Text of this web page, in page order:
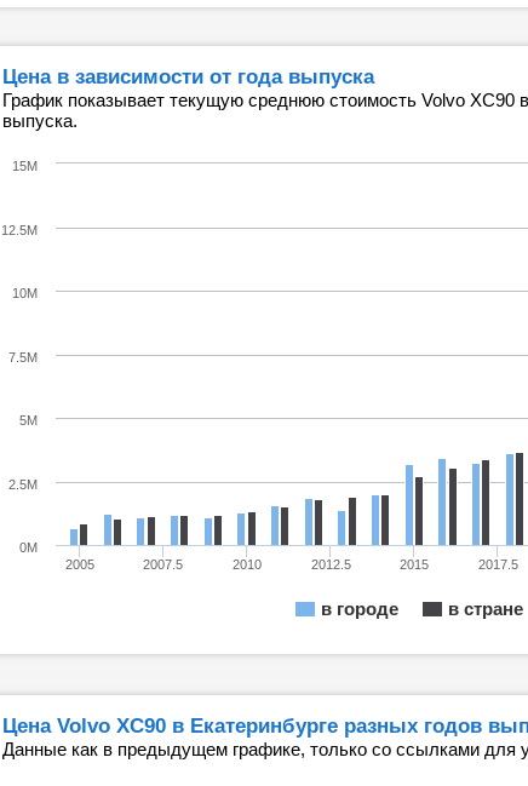
Цена в зависимости от года выпуска
График показывает текущую среднюю стоимость Volvo XC90
выпуска.
в городе в стране
2005 2007.5 2010 2012.5 2015 2017.5
0M
2.5M
5M
7.5M
10M
12.5M
15M
Цена Volvo XC90 в Екатеринбурге разных годов
Данные как в предыдущем графике, только со ссылками для